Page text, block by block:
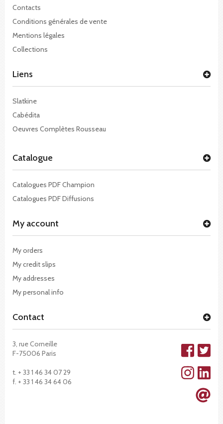
Contacts
Conditions générales de vente
Mentions légales
Collections
Liens
Slatkine
Cabédita
Oeuvres Complètes Rousseau
Catalogue
Catalogues PDF Champion
Catalogues PDF Diffusions
My account
My orders
My credit slips
My addresses
My personal info
Contact
3, rue Corneille
F-75006 Paris
t. + 33 1 46 34 07 29
f. + 33 1 46 34 64 06